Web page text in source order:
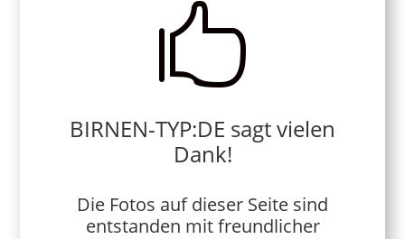

BIRNEN-TYP:DE sagt vielen
Dank!
Die Fotos auf dieser Seite sind
entstanden mit freundlicher